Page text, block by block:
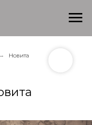
→ Новита